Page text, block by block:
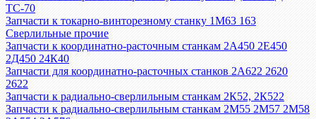
ТС-70
Запчасти к токарно-винторезному станку 1М63 163
Сверлильные прочие
Запчасти к координатно-расточным станкам 2А450 2Е450
2Д450 24К40
Запчасти для координатно-расточных станков 2А622 2620
2622
Запчасти к радиально-сверлильным станкам 2К52, 2К522
Запчасти к радиально-сверлильным станкам 2М55 2М57 2М58